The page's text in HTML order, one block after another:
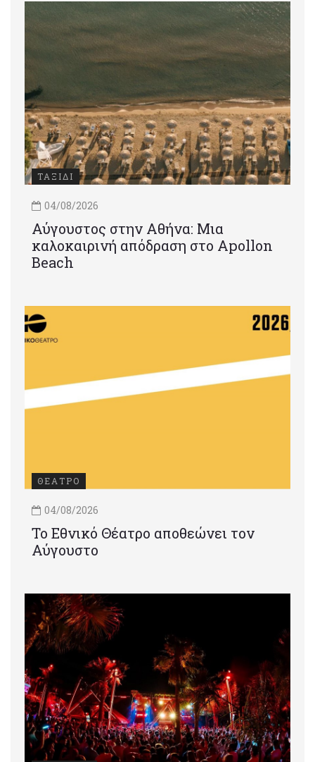
ΤΑΞΙΔΙ
04/08/2026
Αύγουστος στην Αθήνα: Μια
καλοκαιρινή απόδραση στο Apollon
Beach
ΘΕΑΤΡΟ
04/08/2026
Το Εθνικό Θέατρο αποθεώνει τον
Αύγουστο